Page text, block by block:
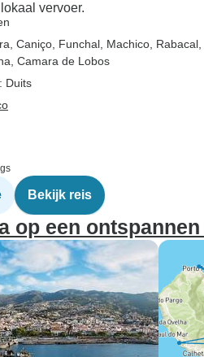
vervoer.
, Caniço , Funchal , Machico , Rabacal
, Camara de Lobos
Duits
Bekijk reis
op een